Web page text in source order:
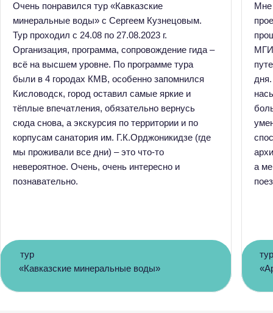
Мне
а
тур
тур
«Кавказские минеральные воды»
Очень понравился тур «Кавказские
минеральные воды» с Сергеем Кузнецовым.
Тур проходил с 24.08 по 27.08.2023 г.
Организация, программа, сопровождение гида –
всё на высшем уровне. По программе тура
были в 4 городах КМВ, особенно запомнился
Кисловодск, город оставил самые яркие и
тёплые впечатления, обязательно вернусь
сюда снова, а экскурсия по территории и по
корпусам санатория им. Г.К.Орджоникидзе (где
мы проживали все дни) – это что-то
невероятное. Очень, очень интересно и
познавательно.